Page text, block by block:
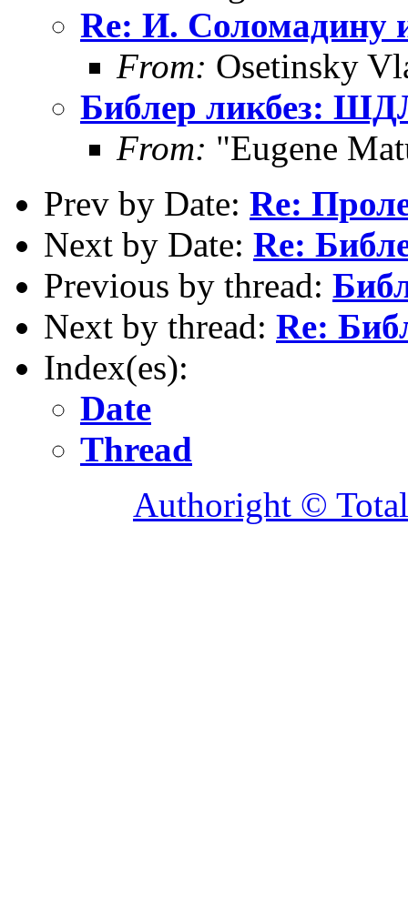
Re: И. Соломадину
From: Osetinsky
Библер ликбез:
From: "Eugene
Prev by Date: Re:
Next by Date: Re:
Previous by thread:
Next by thread: Re:
Index(es):
Date
Thread
Authoright ©